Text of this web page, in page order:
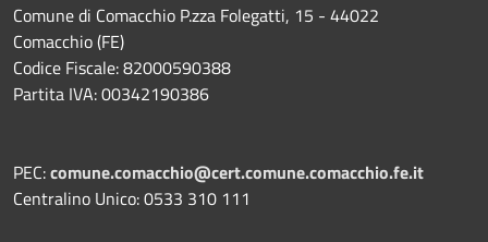
Comune di Comacchio P.zza Folegatti, 15 - 44022
Comacchio (FE)
Codice Fiscale: 82000590388
Partita IVA: 00342190386
PEC:comune.comacchio@cert.comune.comacchio.fe.it
Centralino Unico: 0533 310 111